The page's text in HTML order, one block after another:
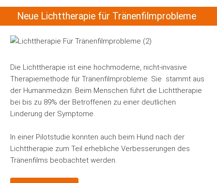
Neue Lichttherapie für Tränenfilmprobleme
Die Lichttherapie ist eine hochmoderne, nicht-invasive
Therapiemethode für Tränenfilmprobleme. Sie stammt aus
der Humanmedizin. Beim Menschen führt die Lichttherapie
bei bis zu 89% der Betroffenen zu einer deutlichen
Linderung der Symptome.
In einer Pilotstudie konnten auch beim Hund nach der
Lichttherapie zum Teil erhebliche Verbesserungen des
Tränenfilms beobachtet werden.